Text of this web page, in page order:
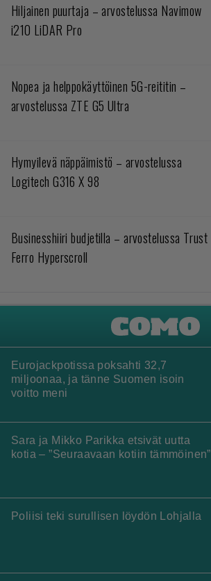
Hiljainen puurtaja – arvostelussa Navimow
i210 LiDAR Pro
Nopea ja helppokäyttöinen 5G-reititin –
arvostelussa ZTE G5 Ultra
Hymyilevä näppäimistö – arvostelussa
Logitech G316 X 98
Businesshiiri budjetilla – arvostelussa Trust
Ferro Hyperscroll
Eurojackpotissa poksahti 32,7
miljoonaa, ja tänne Suomen isoin
voitto meni
Sara ja Mikko Parikka etsivät uutta
kotia – ”Seuraavaan kotiin tämmöinen”
Poliisi teki surullisen löydön Lohjalla